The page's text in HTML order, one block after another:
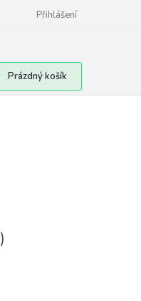
Přihlášení
Nákupní
košík
Prázdný košík
)